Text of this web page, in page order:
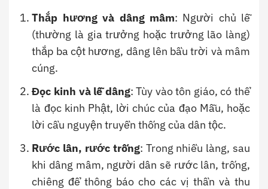
Thắp hương và dâng mâm: Người chủ lễ
(thường là gia trưởng hoặc trưởng lão làng)
thắp ba cột hương, dâng lên bầu trời và mâm
cúng.
Đọc kinh và lễ dâng: Tùy vào tôn giáo, có thể
là đọc kinh Phật, lời chúc của đạo Mẫu, hoặc
lời cầu nguyện truyền thống của dân tộc.
Rước lân, rước trống: Trong nhiều làng, sau
khi dâng mâm, người dân sẽ rước lân, trống,
chiêng để thông báo cho các vị thần và thu